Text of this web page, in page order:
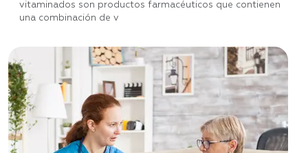
vitaminados son productos farmacéuticos que contienen
una combinación de v